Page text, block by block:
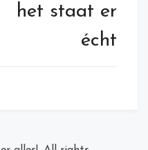
het staat er
écht